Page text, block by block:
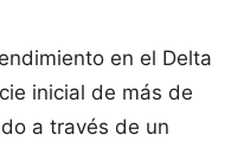
en el Delta
inicial de más de
a través de un